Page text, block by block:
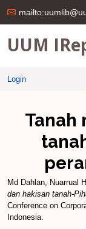
UUM
Login
Tanah
Md Dahlan, Nuarrual
dan hakisan tanah-
Conference on
Indonesia.